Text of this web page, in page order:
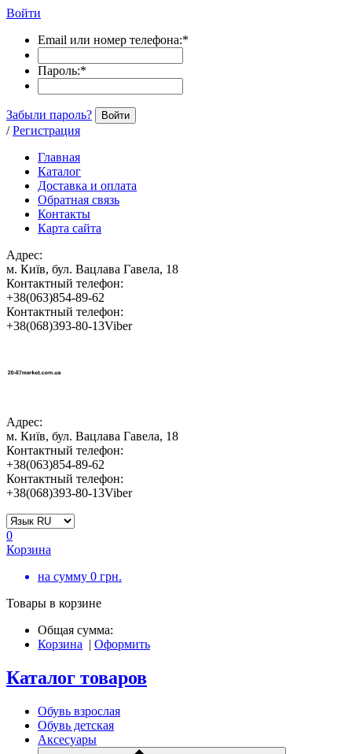
Войти
Email или номер телефона:*
Пароль:*
Забыли пароль? Войти
/ Регистрация
Главная
Каталог
Доставка и оплата
Обратная связь
Контакты
Карта сайта
Адрес:
м. Київ, бул. Вацлава Гавела, 18
Контактный телефон:
+38(063)854-89-62
Контактный телефон:
+38(068)393-80-13Viber
Адрес:
м. Київ, бул. Вацлава Гавела, 18
Контактный телефон:
+38(063)854-89-62
Контактный телефон:
+38(068)393-80-13Viber
0
Корзина
на сумму 0 грн.
Товары в корзине
Общая сумма:
Корзина | Оформить
Каталог товаров
Обувь взрослая
Обувь детская
Аксесуары